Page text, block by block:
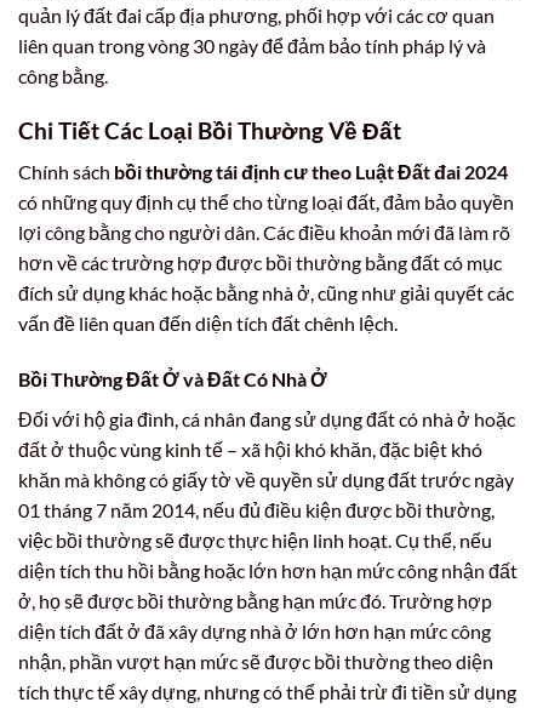
quản lý đất đai cấp địa phương, phối hợp với các cơ quan
liên quan trong vòng 30 ngày để đảm bảo tính pháp lý và
công bằng.
Chi Tiết Các Loại Bồi Thường Về Đất
Chính sách bồi thường tái định cư theo Luật Đất đai 2024
có những quy định cụ thể cho từng loại đất, đảm bảo quyền
lợi công bằng cho người dân. Các điều khoản mới đã làm rõ
hơn về các trường hợp được bồi thường bằng đất có mục
đích sử dụng khác hoặc bằng nhà ở, cũng như giải quyết các
vấn đề liên quan đến diện tích đất chênh lệch.
Bồi Thường Đất Ở và Đất Có Nhà Ở
Đối với hộ gia đình, cá nhân đang sử dụng đất có nhà ở hoặc
đất ở thuộc vùng kinh tế – xã hội khó khăn, đặc biệt khó
khăn mà không có giấy tờ về quyền sử dụng đất trước ngày
01 tháng 7 năm 2014, nếu đủ điều kiện được bồi thường,
việc bồi thường sẽ được thực hiện linh hoạt. Cụ thể, nếu
diện tích thu hồi bằng hoặc lớn hơn hạn mức công nhận đất
ở, họ sẽ được bồi thường bằng hạn mức đó. Trường hợp
diện tích đất ở đã xây dựng nhà ở lớn hơn hạn mức công
nhận, phần vượt hạn mức sẽ được bồi thường theo diện
tích thực tế xây dựng, nhưng có thể phải trừ đi tiền sử dụng